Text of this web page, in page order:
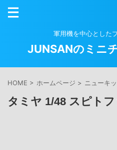
軍用機を中心とした
JUNSANのミニ
HOME > ホームページ > ニューキ
タミヤ 1/48 スピト